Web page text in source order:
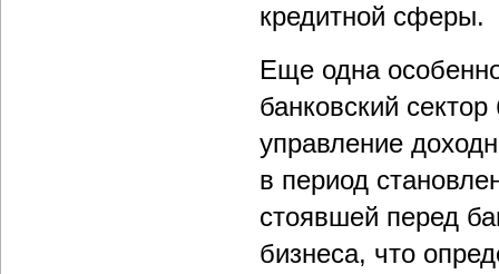
кредитной сферы.
Еще одна
банковский
управление
в период
стоявшей перед
бизнеса, что